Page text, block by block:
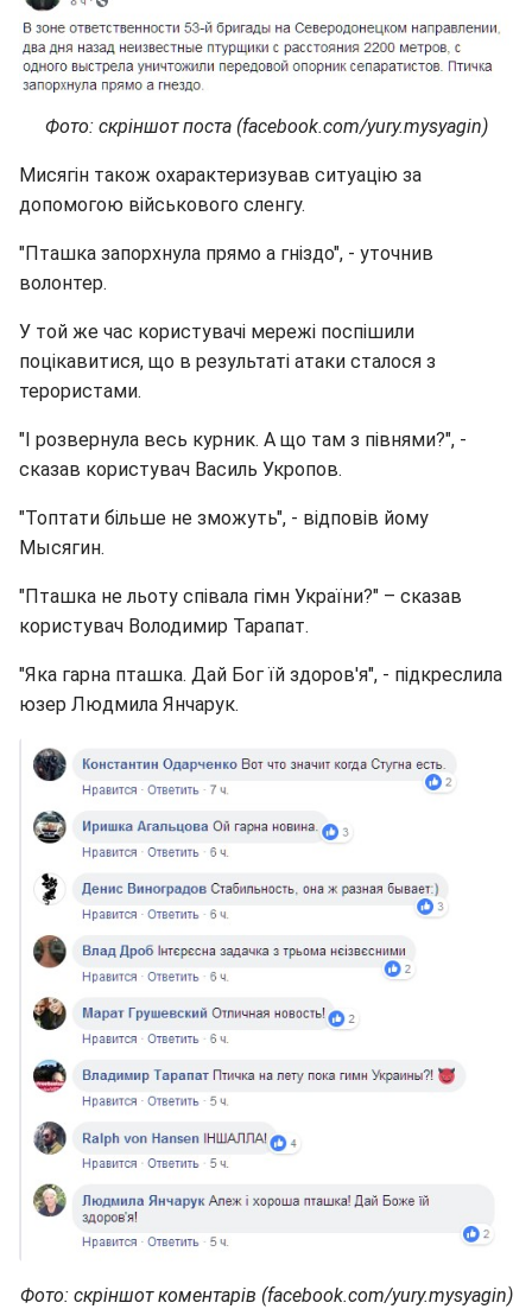
Фото: скріншот поста (facebook.com/yury.mysyagin)
Мисягін також охарактеризував ситуацію за
допомогою військового сленгу.
"Пташка запорхнула прямо а гніздо", - уточнив
волонтер.
У той же час користувачі мережі поспішили
поцікавитися, що в результаті атаки сталося з
терористами.
"І розвернула весь курник. А що там з півнями?", -
сказав користувач Василь Укропов.
"Топтати більше не зможуть", - відповів йому
Мысягин.
"Пташка не льоту співала гімн України?" – сказав
користувач Володимир Тарапат.
"Яка гарна пташка. Дай Бог їй здоров'я", - підкреслила
юзер Людмила Янчарук.
Фото: скріншот коментарів (facebook.com/yury.mysyagin)